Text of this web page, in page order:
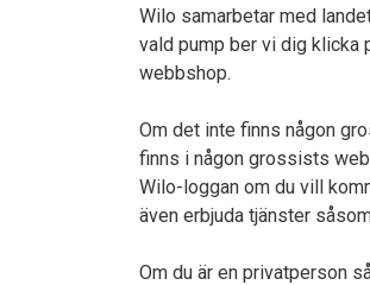
Wilo samarbetar med
vald pump ber vi dig klicka
webbshop.
Om det inte finns någon
finns i någon grossists
Wilo-loggan om du vill
även erbjuda tjänster
Om du är en privatperson